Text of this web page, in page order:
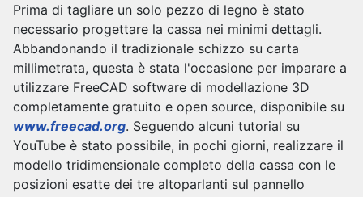
Prima di tagliare un solo pezzo di legno è stato
necessario progettare la cassa nei minimi dettagli.
Abbandonando il tradizionale schizzo su carta
millimetrata, questa è stata l'occasione per imparare a
utilizzare FreeCAD software di modellazione 3D
completamente gratuito e open source, disponibile su
www.freecad.org. Seguendo alcuni tutorial su
YouTube è stato possibile, in pochi giorni, realizzare il
modello tridimensionale completo della cassa con le
posizioni esatte dei tre altoparlanti sul pannello